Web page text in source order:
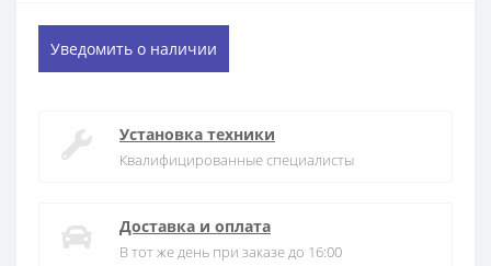
Уведомить о наличии
Установка техники
Квалифицированные специалисты
Доставка и оплата
В тот же день при заказе до 16:00